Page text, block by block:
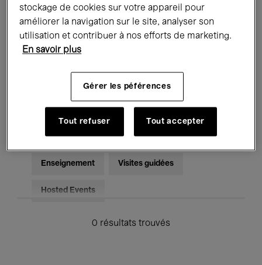
Expositions Films Performances
Rencontres & Débats Jazz
Musique électronique
Pour tous Kids’ Palace
Enseignement Visites guidées
Hosted Events
0 résultats trouvés
stockage de cookies sur votre appareil pour
améliorer la navigation sur le site, analyser son
utilisation et contribuer à nos efforts de marketing.
En savoir plus
Gérer les péférences
Tout refuser Tout accepter